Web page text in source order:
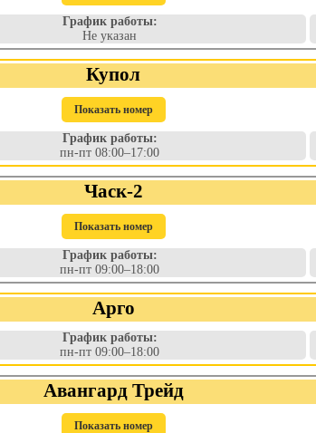
График работы:
Не указан
Купол
Показать номер
График работы:
пн-пт 08:00–17:00
Часк-2
Показать номер
График работы:
пн-пт 09:00–18:00
Арго
График работы:
пн-пт 09:00–18:00
Авангард Трейд
Показать номер